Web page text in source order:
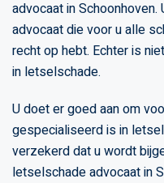
advocaat in
advocaat die voor u alle
recht op hebt. Echter is
in letselschade.
U doet er goed aan om
gespecialiseerd is in
verzekerd dat u wordt
letselschade advocaat in